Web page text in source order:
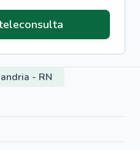
- RN